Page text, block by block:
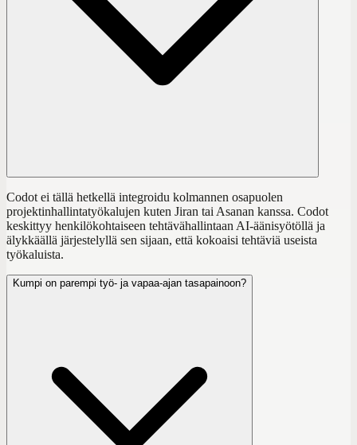
Codot ei tällä hetkellä integroidu kolmannen osapuolen
projektinhallintatyökalujen kuten Jiran tai Asanan kanssa. Codot
keskittyy henkilökohtaiseen tehtävähallintaan AI-äänisyötöllä ja
älykkäällä järjestelyllä sen sijaan, että kokoaisi tehtäviä useista
työkaluista.
Kumpi on parempi työ- ja vapaa-ajan tasapainoon?